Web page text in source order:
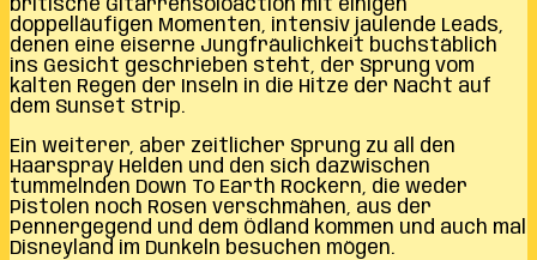
britische Gitarrensoloaction mit einigen
doppelläufigen Momenten, intensiv jaulende Leads,
denen eine eiserne Jungfräulichkeit buchstäblich
ins Gesicht geschrieben steht, der Sprung vom
kalten Regen der Inseln in die Hitze der Nacht auf
dem Sunset Strip.
Ein weiterer, aber zeitlicher Sprung zu all den
Haarspray Helden und den sich dazwischen
tummelnden Down To Earth Rockern, die weder
Pistolen noch Rosen verschmähen, aus der
Pennergegend und dem Ödland kommen und auch mal
Disneyland im Dunkeln besuchen mögen.